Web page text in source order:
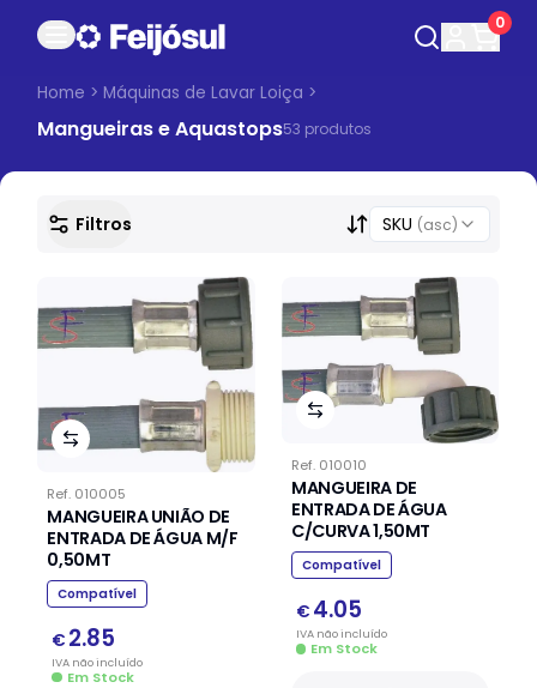
0
Home >Máquinas de Lavar Loiça >
Mangueiras e Aquastops53 produtos
Filtros SKU (asc)
Ref. 010005
MANGUEIRA UNIÃO DE
ENTRADA DE ÁGUA M/F
0,50MT
Compatível
€ 2.85
IVA nãoincluído
Em Stock
Ref. 010010
MANGUEIRA DE
ENTRADA DE ÁGUA
C/CURVA 1,50MT
Compatível
€ 4.05
IVA nãoincluído
Em Stock